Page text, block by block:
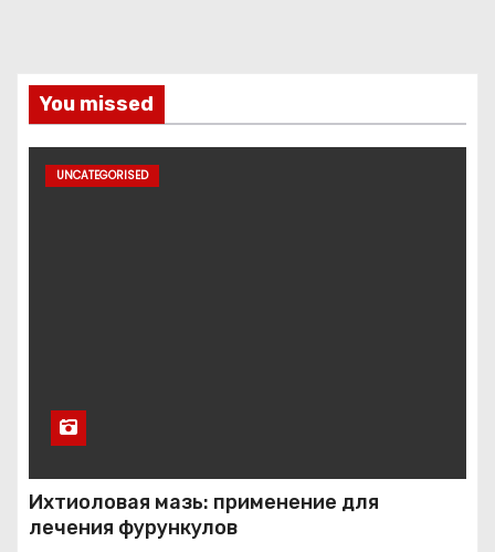
You missed
UNCATEGORISED
Ихтиоловая мазь: применение для
лечения фурункулов